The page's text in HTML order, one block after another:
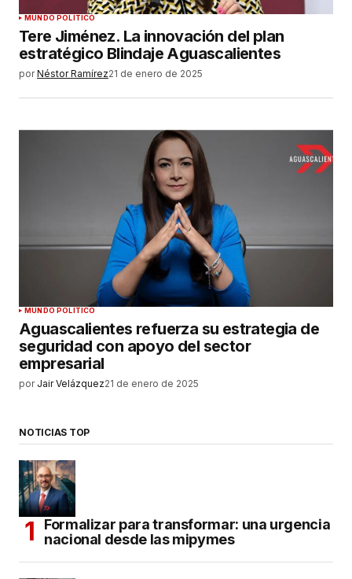
MUNDO POLÍTICO
Tere Jiménez. La innovación del plan
estratégico Blindaje Aguascalientes
por Néstor Ramírez21 de enero de 2025
MUNDO POLÍTICO
Aguascalientes refuerza su estrategia de
seguridad con apoyo del sector
empresarial
por Jair Velázquez21 de enero de 2025
NOTICIAS TOP
Formalizar para transformar: una urgencia
nacional desde las mipymes